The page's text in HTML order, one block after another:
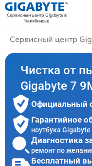
Сервисный центр Gigabyteв
Челябинске
Сервисный центр
Чистка от
Gigabyte 7
Официальный
Гарантийное
ноутбука
Диагностика
ремонт по
Бесплатный